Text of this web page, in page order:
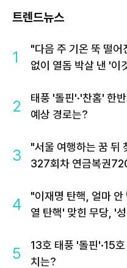
트렌드뉴스
1
"다음 주 기온 뚝 떨
없이 열돔 박살 낸 '이
2
태풍 '돌핀'·'찬홈' 한
예상 경로는?
3
"서울 여행하는 꿈 뒤
327회차 연금복권
4
"이재명 탄핵, 얼마 안
열 탄핵' 맞힌 무당, '
5
13호 태풍 '돌핀'·15
치는?